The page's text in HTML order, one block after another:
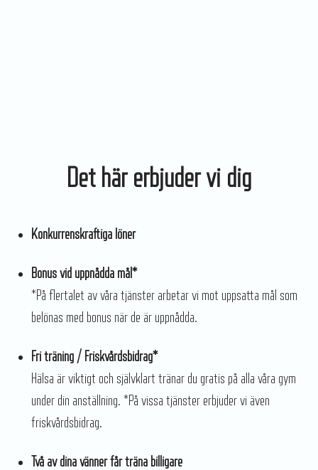
Det här erbjuder vi dig
Konkurrenskraftiga löner
Bonus vid uppnådda mål*
*På flertalet av våra tjänster arbetar vi mot uppsatta mål som
belönas med bonus när de är uppnådda.
Fri träning / Friskvårdsbidrag*
Hälsa är viktigt och självklart tränar du gratis på alla våra gym
under din anställning. *På vissa tjänster erbjuder vi även
friskvårdsbidrag.
Två av dina vänner får träna billigare